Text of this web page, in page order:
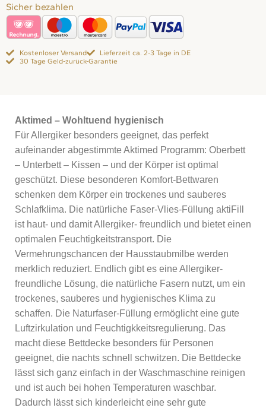
Sicher bezahlen
Kostenloser Versand
Lieferzeit ca. 2-3 Tage in DE
30 Tage Geld-zurück-Garantie
Aktimed – Wohltuend hygienisch
Für Allergiker besonders geeignet, das perfekt
aufeinander abgestimmte Aktimed Programm: Oberbett
– Unterbett – Kissen – und der Körper ist optimal
geschützt. Diese besonderen Komfort-Bettwaren
schenken dem Körper ein trockenes und sauberes
Schlafklima. Die natürliche Faser-Vlies-Füllung aktiFill
ist haut- und damit Allergiker- freundlich und bietet einen
optimalen Feuchtigkeitstransport. Die
Vermehrungschancen der Hausstaubmilbe werden
merklich reduziert. Endlich gibt es eine Allergiker-
freundliche Lösung, die natürliche Fasern nutzt, um ein
trockenes, sauberes und hygienisches Klima zu
schaffen. Die Naturfaser-Füllung ermöglicht eine gute
Luftzirkulation und Feuchtigkkeitsregulierung. Das
macht diese Bettdecke besonders für Personen
geeignet, die nachts schnell schwitzen. Die Bettdecke
lässt sich ganz einfach in der Waschmaschine reinigen
und ist auch bei hohen Temperaturen waschbar.
Dadurch lässt sich kinderleicht eine sehr gute